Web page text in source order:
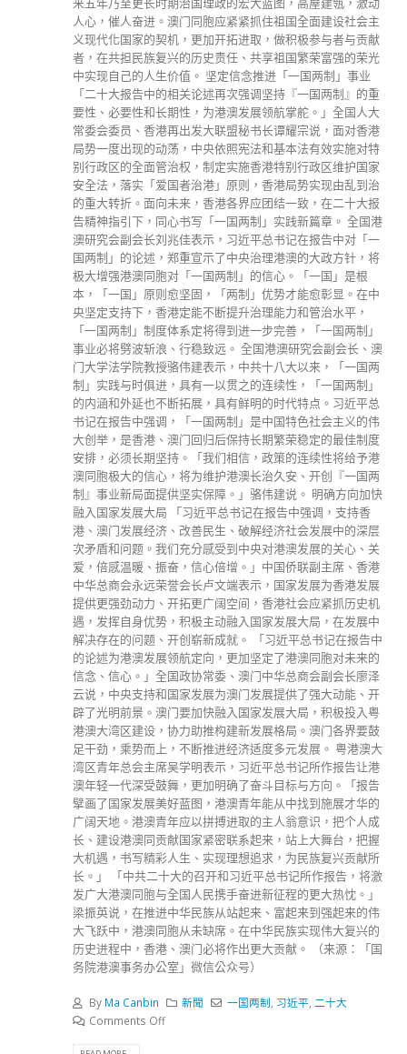
人心，催人奋进。澳门同胞应紧紧抓住祖国全面建设社会主
义现代化国家的契机，更加开拓进取，做积极参与者与贡献
者，在共担民族复兴的历史责任、共享祖国繁荣富强的荣光
中实现自己的人生价值。 坚定信念推进「一国两制」事业
「二十大报告中的相关论述再次强调坚持『一国两制』的重
要性、必要性和长期性，为港澳发展领航掌舵。」全国人大
常委会委员、香港再出发大联盟秘书长谭耀宗说，面对香港
局势一度出现的动荡，中央依照宪法和基本法有效实施对特
别行政区的全面管治权，制定实施香港特别行政区维护国家
安全法，落实「爱国者治港」原则，香港局势实现由乱到治
的重大转折。面向未来，香港各界应团结一致，在二十大报
告精神指引下，同心书写「一国两制」实践新篇章。 全国港
澳研究会副会长刘兆佳表示，习近平总书记在报告中对「一
国两制」的论述，郑重宣示了中央治理港澳的大政方针，将
极大增强港澳同胞对「一国两制」的信心。「一国」是根
本，「一国」原则愈坚固，「两制」优势才能愈彰显。在中
央坚定支持下，香港定能不断提升治理能力和管治水平，
「一国两制」制度体系定将得到进一步完善，「一国两制」
事业必将劈波斩浪、行稳致远。 全国港澳研究会副会长、澳
门大学法学院教授骆伟建表示，中共十八大以来，「一国两
制」实践与时俱进，具有一以贯之的连续性，「一国两制」
的内涵和外延也不断拓展，具有鲜明的时代特点。习近平总
书记在报告中强调，「一国两制」是中国特色社会主义的伟
大创举，是香港、澳门回归后保持长期繁荣稳定的最佳制度
安排，必须长期坚持。「我们相信，政策的连续性将给予港
澳同胞极大的信心，将为维护港澳长治久安、开创『一国两
制』事业新局面提供坚实保障。」骆伟建说。 明确方向加快
融入国家发展大局 「习近平总书记在报告中强调，支持香
港、澳门发展经济、改善民生、破解经济社会发展中的深层
次矛盾和问题。我们充分感受到中央对港澳发展的关心、关
爱，倍感温暖、振奋，信心倍增。」中国侨联副主席、香港
中华总商会永远荣誉会长卢文端表示，国家发展为香港发展
提供更强劲动力、开拓更广阔空间，香港社会应紧抓历史机
遇，发挥自身优势，积极主动融入国家发展大局，在发展中
解决存在的问题、开创崭新成就。 「习近平总书记在报告中
的论述为港澳发展领航定向，更加坚定了港澳同胞对未来的
信念、信心。」全国政协常委、澳门中华总商会副会长廖泽
云说，中央支持和国家发展为澳门发展提供了强大动能、开
辟了光明前景。澳门要加快融入国家发展大局，积极投入粤
港澳大湾区建设，协力助推构建新发展格局。澳门各界要鼓
足干劲，乘势而上，不断推进经济适度多元发展。 粤港澳大
湾区青年总会主席吴学明表示，习近平总书记所作报告让港
澳年轻一代深受鼓舞，更加明确了奋斗目标与方向。「报告
擘画了国家发展美好蓝图，港澳青年能从中找到施展才华的
广阔天地。港澳青年应以拼搏进取的主人翁意识，把个人成
长、建设港澳同贡献国家紧密联系起来，站上大舞台，把握
大机遇，书写精彩人生、实现理想追求，为民族复兴贡献所
长。」 「中共二十大的召开和习近平总书记所作报告，将激
发广大港澳同胞与全国人民携手奋进新征程的更大热忱。」
梁振英说，在推进中华民族从站起来、富起来到强起来的伟
大飞跃中，港澳同胞从未缺席。在中华民族实现伟大复兴的
历史进程中，香港、澳门必将作出更大贡献。 （来源：「国
务院港澳事务办公室」微信公众号）
By Ma Canbin 新聞 一国两制 习近平 二十大
Comments Off